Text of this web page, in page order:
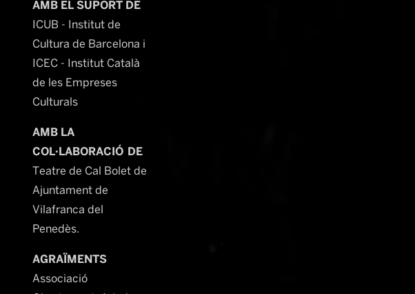
AMB EL SUPORT DE
ICUB - Institut de
Cultura de Barcelona i
ICEC - Institut Català
de les Empreses
Culturals
AMB LA
COL·LABORACIÓ DE
Teatre de Cal Bolet de
Ajuntament de
Vilafranca del
Penedès.
AGRAÏMENTS
Associació